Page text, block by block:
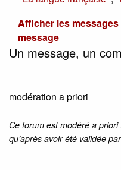
Afficher les
message
Un message, un
modération a priori
Ce forum est modéré a
qu’après avoir été validée